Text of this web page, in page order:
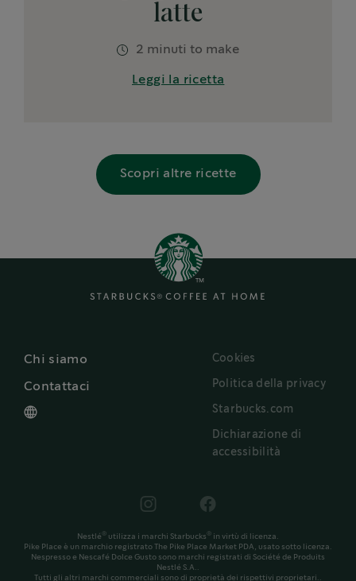
latte
2 minuti to make
Leggi la ricetta
Scopri altre ricette
Chi siamo
Contattaci
Cookies
Politica della privacy
Starbucks.com
Dichiarazione di
accessibilità
Nestlé® utilizza i marchi Starbucks® in virtù di licenza.
Pike Place è un marchio registrato The Pike Place Market PDA, usato sotto licenza.
Nespresso e Nescafé Dolce Gusto sono marchi registrati di Société de Produits
Nestlé S.A..
Tutti gli altri marchi commerciali sono di proprietà dei rispettivi proprietari..